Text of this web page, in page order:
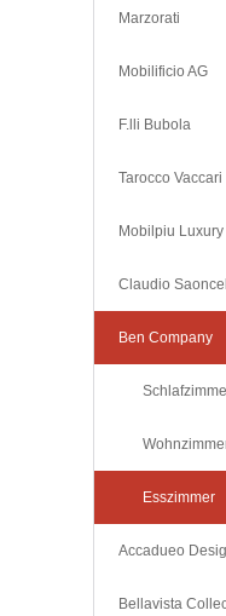
Marzorati
Mobilificio AG
F.lli Bubola
Tarocco Vaccari
Mobilpiu Luxury
Claudio
Ben Company
Esszimmer
Accadueo
Bellavista